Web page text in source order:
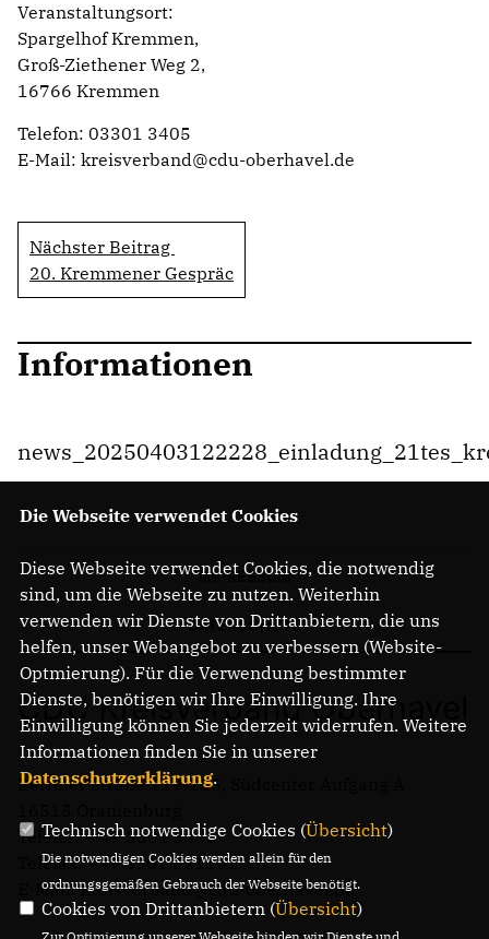
Veranstaltungsort:
Spargelhof Kremmen,
Groß-Ziethener Weg 2,
16766 Kremmen
Telefon: 03301 3405
E-Mail: kreisverband@cdu-oberhavel.de
Nächster Beitrag
20. Kremmener Gespräc
Informationen
IMPRESSUM
DATENSCHUTZ
CDU Kreisverband Oberhavel
Berliner Straße 119-125, Südcenter Aufgang A
Telefon: +49 3301 3405
Telefax: +49 3301 521161
E-Mail: kreisverband@cdu-oberhavel.de
Die Webseite verwendet Cookies
Diese Webseite verwendet Cookies, die notwendig
sind, um die Webseite zu nutzen. Weiterhin
verwenden wir Dienste von Drittanbietern, die uns
helfen, unser Webangebot zu verbessern (Website-
Optmierung). Für die Verwendung bestimmter
Dienste, benötigen wir Ihre Einwilligung. Ihre
Einwilligung können Sie jederzeit widerrufen. Weitere
Informationen finden Sie in unserer
Datenschutzerklärung.
Technisch notwendige Cookies (Übersicht)
Die notwendigen Cookies werden allein für den
ordnungsgemäßen Gebrauch der Webseite benötigt.
Cookies von Drittanbietern (Übersicht)